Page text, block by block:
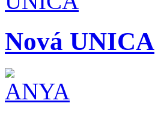
Nová UNICA